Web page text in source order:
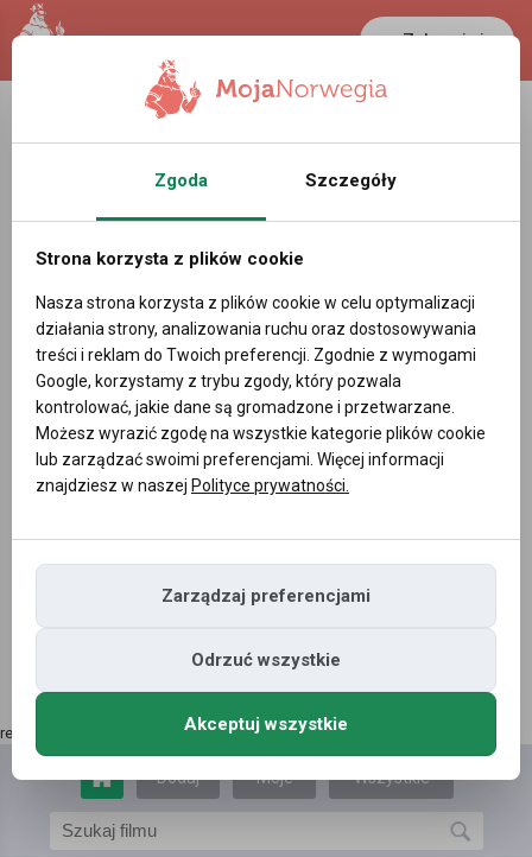
Zaloguj się
reklama | kup tutaj
Dodaj Moje Wszystkie
Zgoda Szczegóły
Strona korzysta z plików cookie
Nasza strona korzysta z plików cookie w celu optymalizacji
działania strony, analizowania ruchu oraz dostosowywania
treści i reklam do Twoich preferencji. Zgodnie z wymogami
Google, korzystamy z trybu zgody, który pozwala
kontrolować, jakie dane są gromadzone i przetwarzane.
Możesz wyrazić zgodę na wszystkie kategorie plików cookie
lub zarządzać swoimi preferencjami. Więcej informacji
znajdziesz w naszej Polityce prywatności.
Zarządzaj preferencjami
Odrzuć wszystkie
Akceptuj wszystkie